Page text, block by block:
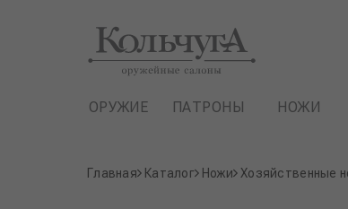
ОРУЖИЕ ПАТРОНЫ НОЖИ
Главная Каталог Ножи Хозяйственные